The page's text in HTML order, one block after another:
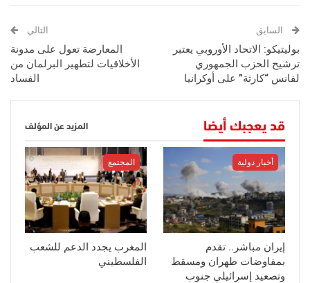
السابق
بوليتيكو: الاتحاد الأوروبي يعتبر
ترشيح الحزب الجمهوري
لفانس “كارثة” على أوكرانيا
التالي
المعارضة تعول على مدونة
الأخلاقيات لتطهير البرلمان من
الفساد
قد يعجبك أيضا المزيد عن المؤلف
أخبار دولية
إيران مباشر.. تقدم
بمفاوضات طهران ومسقط
وتصعيد إسرائيلي جنوب
المجتمع
المغرب يجدد الدعم للشعب
الفلسطيني